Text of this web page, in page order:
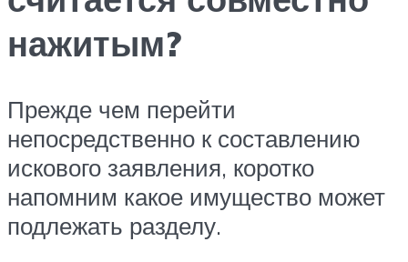
нажитым?
Прежде чем перейти
непосредственно к составлению
искового заявления, коротко
напомним какое имущество может
подлежать разделу.